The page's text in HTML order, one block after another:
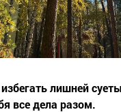
лишней
все дела разом.